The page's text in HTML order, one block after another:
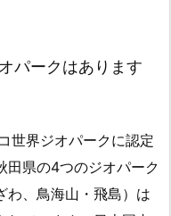
パークはあります
世界ジオパークに認定
田県の4つのジオパーク
わ、鳥海山・飛島）は